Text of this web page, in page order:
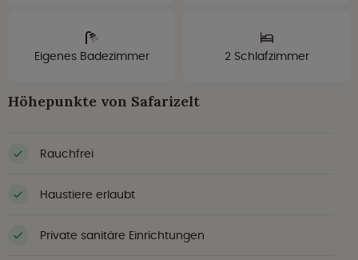
Eigenes Badezimmer 2 Schlafzimmer
Höhepunkte von Safarizelt
Rauchfrei
Haustiere erlaubt
Private sanitäre Einrichtungen